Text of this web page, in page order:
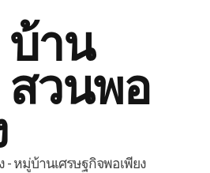
บ้าน
สวนพอ
- หมู่บ้านเศรษฐกิจพอเพียง